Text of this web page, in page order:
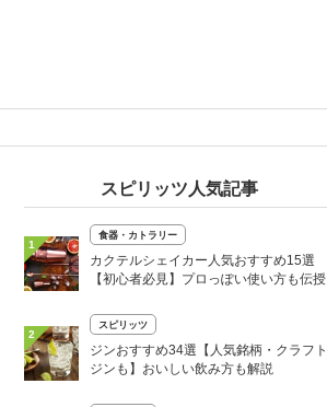
スピリッツ人気記事
1
食器・カトラリー
カクテルシェイカー人気おすすめ15選
【初心者必見】プロっぽい使い方も伝授
2
スピリッツ
ジンおすすめ34選【人気銘柄・クラフト
ジンも】おいしい飲み方も解説